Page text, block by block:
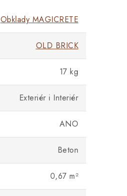
Obklady MAGICRETE
OLD BRICK
17 kg
Exteriér i Interiér
ANO
Beton
0,67 m²